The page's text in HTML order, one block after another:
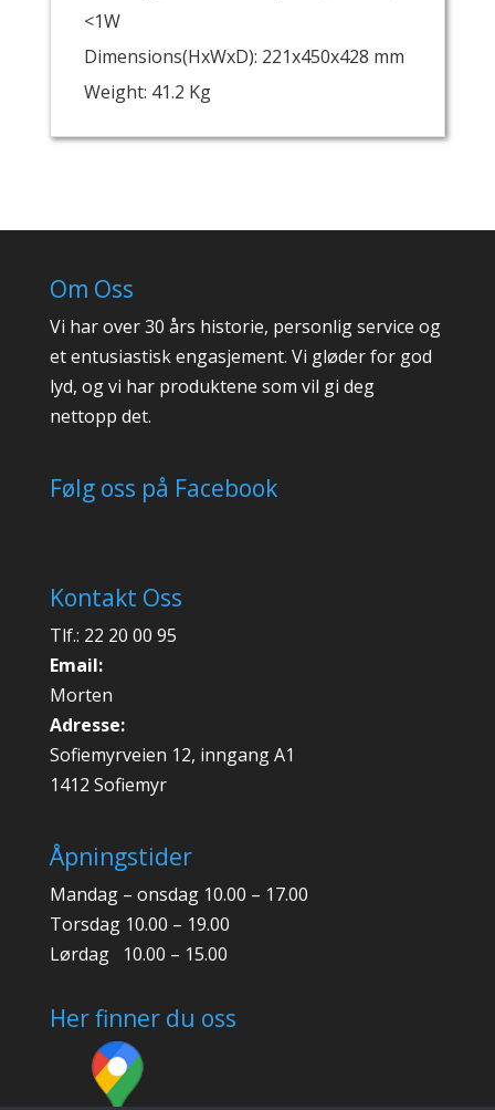
<1W
Dimensions(HxWxD): 221x450x428 mm
Weight: 41.2 Kg
Om Oss
Vi har over 30 års historie, personlig service og
et entusiastisk engasjement. Vi gløder for god
lyd, og vi har produktene som vil gi deg
nettopp det.
Følg oss på Facebook
Kontakt Oss
Tlf.: 22 20 00 95
Email:
Morten
Adresse:
Sofiemyrveien 12, inngang A1
1412 Sofiemyr
Åpningstider
Mandag – onsdag 10.00 – 17.00
Torsdag 10.00 – 19.00
Lørdag 10.00 – 15.00
Her finner du oss